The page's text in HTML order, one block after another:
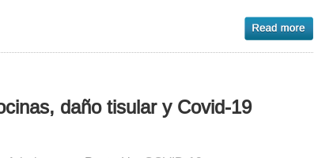
daño tisular y Covid-19